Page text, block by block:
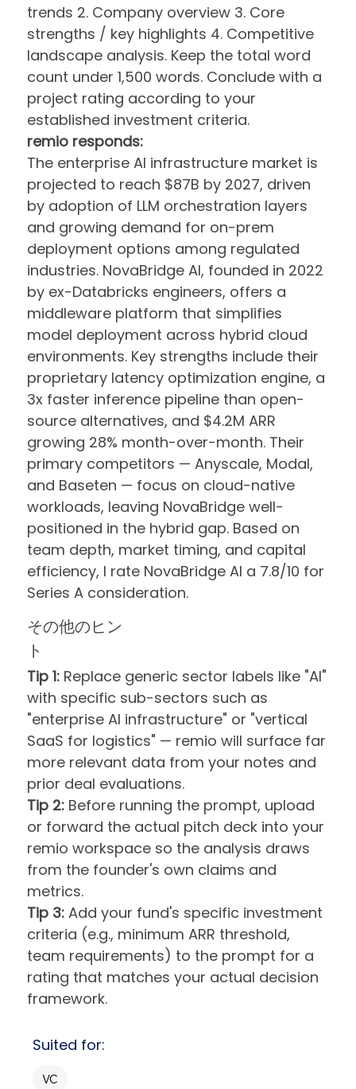
trends 2. Company overview 3. Core
strengths / key highlights 4. Competitive
landscape analysis. Keep the total word
count under 1,500 words. Conclude with a
project rating according to your
established investment criteria.
remio responds:
The enterprise AI infrastructure market is
projected to reach $87B by 2027, driven
by adoption of LLM orchestration layers
and growing demand for on-prem
deployment options among regulated
industries. NovaBridge AI, founded in 2022
by ex-Databricks engineers, offers a
middleware platform that simplifies
model deployment across hybrid cloud
environments. Key strengths include their
proprietary latency optimization engine, a
3x faster inference pipeline than open-
source alternatives, and $4.2M ARR
growing 28% month-over-month. Their
primary competitors — Anyscale, Modal,
and Baseten — focus on cloud-native
workloads, leaving NovaBridge well-
positioned in the hybrid gap. Based on
team depth, market timing, and capital
efficiency, I rate NovaBridge AI a 7.8/10 for
Series A consideration.
Tip 1: Replace generic sector labels like "AI"
with specific sub-sectors such as
"enterprise AI infrastructure" or "vertical
SaaS for logistics" — remio will surface far
more relevant data from your notes and
prior deal evaluations.
Tip 2: Before running the prompt, upload
or forward the actual pitch deck into your
remio workspace so the analysis draws
from the founder's own claims and
metrics.
Tip 3: Add your fund's specific investment
criteria (e.g., minimum ARR threshold,
team requirements) to the prompt for a
rating that matches your actual decision
framework.
その他のヒン
ト
Suited for:
VC